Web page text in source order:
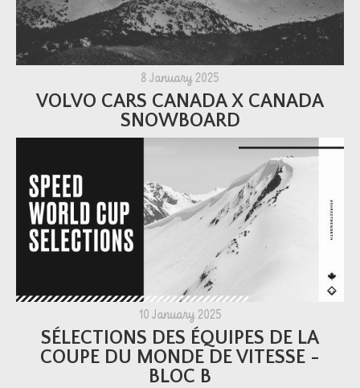
8 January 2025
VOLVO CARS CANADA X CANADA
SNOWBOARD
10 January 2025
SÉLECTIONS DES ÉQUIPES DE LA
COUPE DU MONDE DE VITESSE -
BLOC B